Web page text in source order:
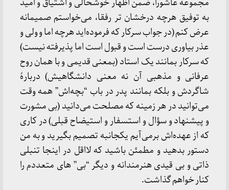
به توفیق هرچه درخشان تر رفقا، می‌خواستم صمیمانه
عرض کنم (در جواب سرکار که فرموده‌اید هرچه اما و ولی و
عذر بیاوری درست است و قبول است اما پذیرفته نیست)
که سرکار بمانند یک استاد (بمعنی قدیمی و با همان روح
عرفانی و مذهبی آن نه معنی دانشگاهیش) دربارۀ
شاگردش و بلکه بمانند پدر در باب “بچه‌اش” همه وقت
می‌توانید در هر زمینه که مصلحت می‌دانید (بی مشورت
و پیشنهاد و سؤال و استسفار و استیضاح قبلی) در کاری
که از عهده‌اش برمی‌‌آیم یکجانبه تصمیم بگیرید و به من
دستور بدهید و مطمئن باشید که لااقل در اینجا تنبلی
ذاتی و بی قیدی هنرمندانه و دیگر “بی” های متعددم را
کنار خواهم گذاشت.